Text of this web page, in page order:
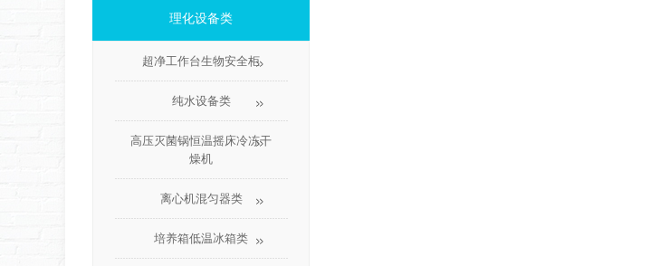
理化设备类
超净工作台生物安全柜
纯水设备类
高压灭菌锅恒温摇床冷冻干
燥机
离心机混匀器类
培养箱低温冰箱类